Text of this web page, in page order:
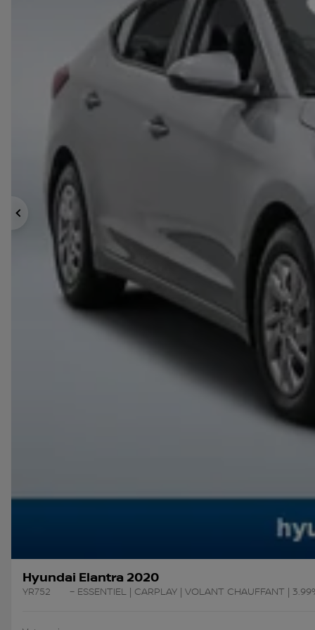
Précédent
Hyundai Elantra 2020
YR752 – ESSENTIEL | CARPLAY | VOLANT CHAUFFANT |